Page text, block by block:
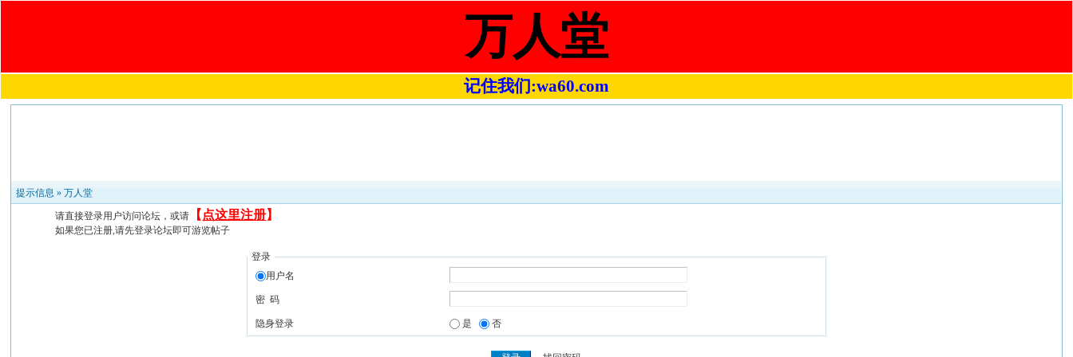
万人堂
记住我们:wa60.com
提示信息 »万人堂
请直接登录用户访问论坛，或请 【 点这里注册】
如果您已注册,请先登录论坛即可游览帖子
登录
用户名
密 码
隐身登录 是 否